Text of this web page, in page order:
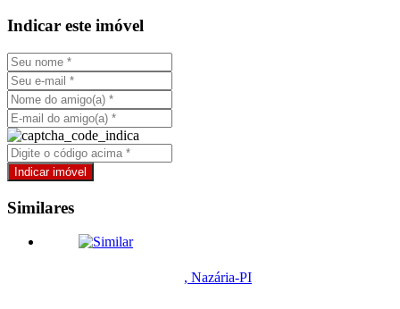
Indicar este imóvel
Similares
, Nazária-PI